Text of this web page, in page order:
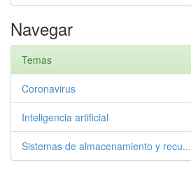
Navegar
Temas
Coronavirus
Inteligencia artificial
Sistemas de almacenamiento y recu...